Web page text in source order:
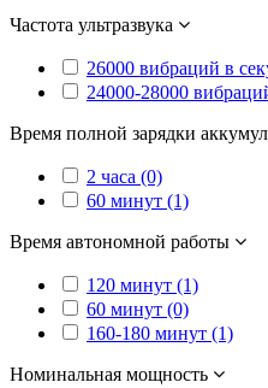
Частота ультразвука
26000 вибраций в
24000-28000
Время полной зарядки
2 часа (0)
60 минут (1)
Время автономной работы
120 минут (1)
60 минут (0)
160-180 минут (1)
Номинальная мощность